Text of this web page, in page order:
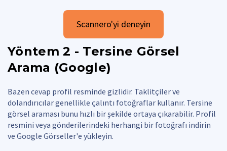
Scannero'yi deneyin
Yöntem 2 - Tersine Görsel
Arama (Google)
Bazen cevap profil resminde gizlidir. Taklitçiler ve
dolandırıcılar genellikle çalıntı fotoğraflar kullanır. Tersine
görsel araması bunu hızlı bir şekilde ortaya çıkarabilir. Profil
resmini veya gönderilerindeki herhangi bir fotoğrafı indirin
ve Google Görseller'e yükleyin.